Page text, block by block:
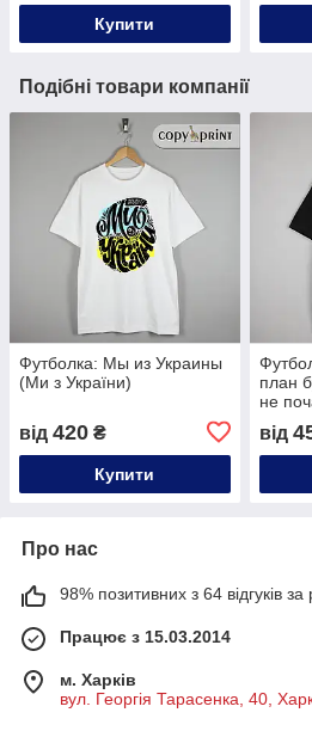
Купити
Подібні товари компанії
Футболка: Мы из Украины
(Ми з України)
від 420 ₴
Купити
план
не
від
Про нас
98% позитивних з 64 відгуків за
Працює з 15.03.2014
м. Харків
вул. Георгія Тарасенка, 40,